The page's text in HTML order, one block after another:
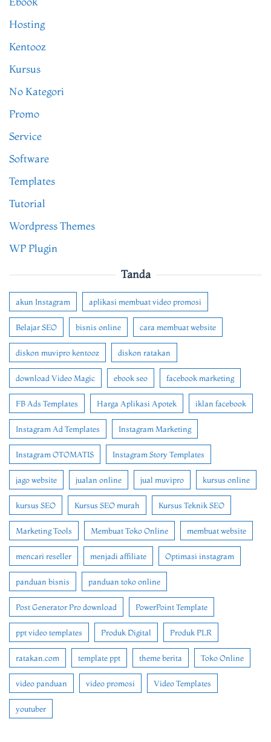
Hosting
Kentooz
Kursus
No Kategori
Promo
Service
Software
Templates
Tutorial
Wordpress Themes
WP Plugin
Tanda
akun Instagram aplikasi membuat video promosi
Belajar SEO bisnis online cara membuat website
diskon muvipro kentooz diskon ratakan
download Video Magic ebook seo facebook marketing
FB Ads Templates Harga Aplikasi Apotek iklan facebook
Instagram Ad Templates Instagram Marketing
Instagram OTOMATIS Instagram Story Templates
jago website jualan online jual muvipro kursus online
kursus SEO Kursus SEO murah Kursus Teknik SEO
Marketing Tools Membuat Toko Online membuat website
mencari reseller menjadi affiliate Optimasi instagram
panduan bisnis panduan toko online
Post Generator Pro download PowerPoint Template
ppt video templates Produk Digital Produk PLR
ratakan.com template ppt theme berita Toko Online
video panduan video promosi Video Templates
youtuber